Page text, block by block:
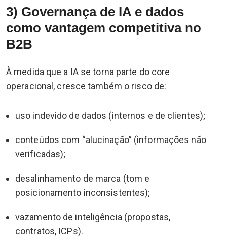
3) Governança de IA e dados
como vantagem competitiva no
B2B
À medida que a IA se torna parte do core
operacional, cresce também o risco de:
uso indevido de dados (internos e de clientes);
conteúdos com “alucinação” (informações não
verificadas);
desalinhamento de marca (tom e
posicionamento inconsistentes);
vazamento de inteligência (propostas,
contratos, ICPs).